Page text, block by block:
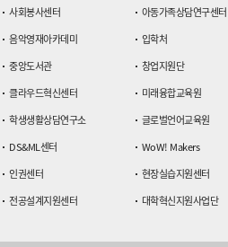
사회봉사센터
아동가족상담연구센터
음악영재아카데미
입학처
중앙도서관
창업지원단
클라우드혁신센터
미래융합교육원
학생생활상담연구소
글로벌언어교육원
DS&ML센터
WoW! Makers
인권센터
현장실습지원센터
전공설계지원센터
대학혁신지원사업단